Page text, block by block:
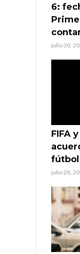
6:
julio 30,
FIFA
fútbol
julio 28,